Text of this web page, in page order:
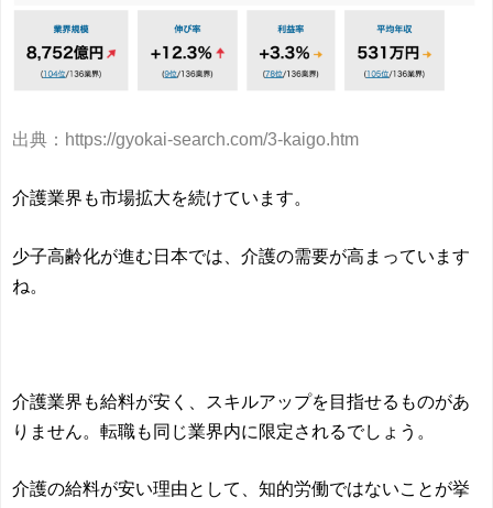
出典：https://gyokai-search.com/3-kaigo.htm
介護業界も市場拡大を続けています。
少子高齢化が進む日本では、介護の需要が高まっています
ね。
介護業界も給料が安く、スキルアップを目指せるものがあ
りません。転職も同じ業界内に限定されるでしょう。
介護の給料が安い理由として、知的労働ではないことが挙